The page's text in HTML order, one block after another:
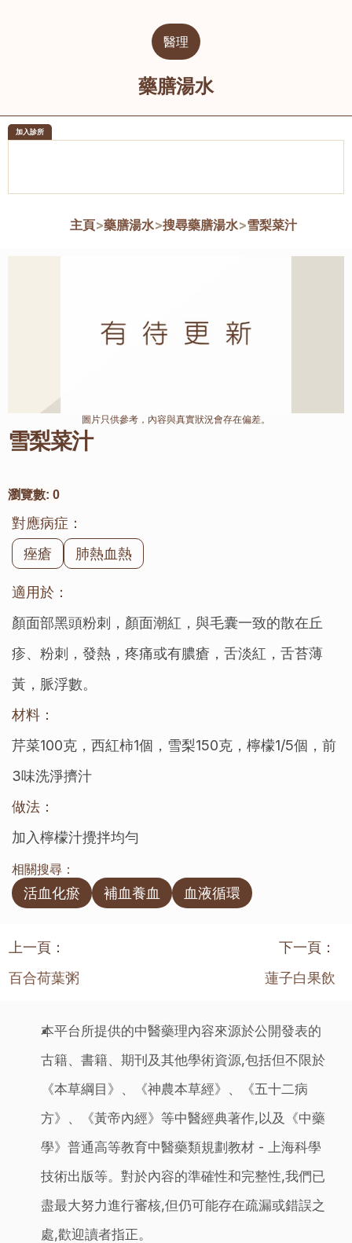
醫理
藥膳湯水
加入診所
主頁>藥膳湯水>搜尋藥膳湯水>雪梨菜汁
雪梨菜汁
瀏覽數: 0
對應病症：
痤瘡
肺熱血熱
適用於：
顏面部黑頭粉刺，顏面潮紅，與毛囊一致的散在丘
疹、粉刺，發熱，疼痛或有膿瘡，舌淡紅，舌苔薄
黃，脈浮數。
材料：
芹菜100克，西紅柿1個，雪梨150克，檸檬1/5個，前
3味洗淨擠汁
做法：
加入檸檬汁攪拌均勻
相關搜尋：
活血化瘀 補血養血 血液循環
圖片只供參考，內容與真實狀況會存在偏差。
上一頁：
百合荷葉粥
下一頁：
蓮子白果飲
本平台所提供的中醫藥理內容來源於公開發表的
古籍、書籍、期刊及其他學術資源,包括但不限於
《本草綱目》、《神農本草經》、《五十二病
方》、《黃帝內經》等中醫經典著作,以及《中藥
學》普通高等教育中醫藥類規劃教材 - 上海科學
技術出版等。對於內容的準確性和完整性,我們已
盡最大努力進行審核,但仍可能存在疏漏或錯誤之
處,歡迎讀者指正。